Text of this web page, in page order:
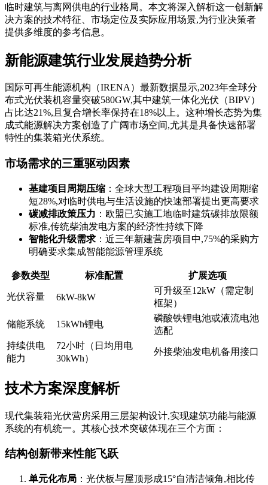
临时建筑与离网供电的行业格局。本文将深入解析这一创新解
决方案的技术特征、市场定位及实际应用场景,为行业决策者
提供多维度的参考信息。
新能源建筑行业发展趋势分析
国际可再生能源机构（IRENA）最新数据显示,2023年全球分
布式光伏装机容量突破580GW,其中建筑一体化光伏（BIPV）
占比达21%,且复合增长率保持在18%以上。这种增长态势为集
成式能源解决方案创造了广阔市场空间,尤其是具备快速部署
特性的集装箱光伏系统。
市场需求的三重驱动因素
基建项目周期压缩 ：全球大型工程项目平均建设周期缩
短28%,对临时供电与生活设施的快速部署提出更高要求
碳减排政策压力 ：欧盟已实施工地临时建筑碳排放限额
标准,传统柴油发电方案的经济性持续下降
智能化升级需求 ：近三年新建营房项目中,75%的采购方
明确要求集成智能能源管理系统
参数类型 标准配置 扩展选项
光伏容量 6kW-8kW
可升级至12kW（需定制
框架）
储能系统 15kWh锂电
磷酸铁锂电池或液流电池
选配
持续供电
能力
72小时（日均用电
30kWh）
外接柴油发电机备用接口
技术方案深度解析
现代集装箱光伏营房采用三层架构设计,实现建筑功能与能源
系统的有机统一。其核心技术突破体现在三个方面：
结构创新带来性能飞跃
单元化布局 ：光伏板与屋顶形成15°自清洁倾角,相比传